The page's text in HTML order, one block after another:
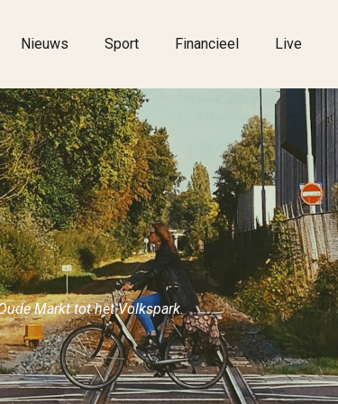
Nieuws Sport Financieel Live
Markt tot het Volkspark.